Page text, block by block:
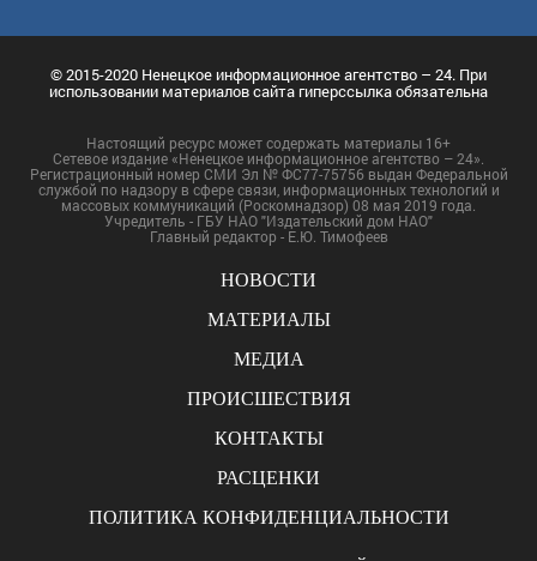
© 2015-2020 Ненецкое информационное агентство – 24. При
использовании материалов сайта гиперссылка обязательна
Настоящий ресурс может содержать материалы 16+
Сетевое издание «Ненецкое информационное агентство – 24».
Регистрационный номер СМИ Эл № ФС77-75756 выдан Федеральной
службой по надзору в сфере связи, информационных технологий и
массовых коммуникаций (Роскомнадзор) 08 мая 2019 года.
Учредитель - ГБУ НАО "Издательский дом НАО"
Главный редактор - Е.Ю. Тимофеев
НОВОСТИ
МАТЕРИАЛЫ
МЕДИА
ПРОИСШЕСТВИЯ
КОНТАКТЫ
РАСЦЕНКИ
ПОЛИТИКА КОНФИДЕНЦИАЛЬНОСТИ